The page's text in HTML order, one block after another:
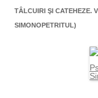
TÂLCUIRI ŞI CATEHEZE.
SIMONOPETRITUL)